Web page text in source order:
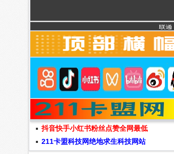
抖音快手小红书粉丝点赞全网最低
211卡盟科技网绝地求生科技网站